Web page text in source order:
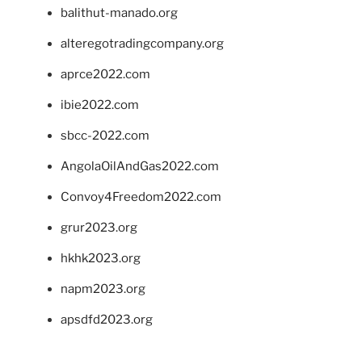
balithut-manado.org
alteregotradingcompany.org
aprce2022.com
ibie2022.com
sbcc-2022.com
AngolaOilAndGas2022.com
Convoy4Freedom2022.com
grur2023.org
hkhk2023.org
napm2023.org
apsdfd2023.org